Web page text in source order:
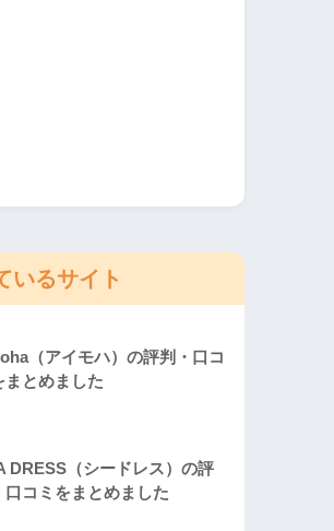
いるサイト
（アイモハ）の評判・口コ
まとめました
DRESS（シードレス）の評
口コミをまとめました